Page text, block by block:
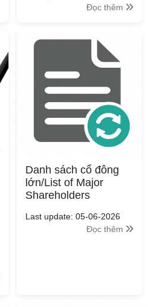
Đọc thêm
Danh sách cổ đông
lớn/List of Major
Shareholders
Last update: 05-06-2026
Đọc thêm